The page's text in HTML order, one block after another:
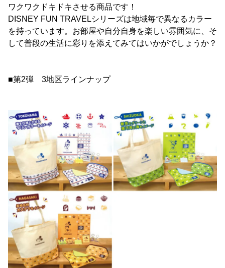
ワクワクドキドキさせる商品です！
DISNEY FUN TRAVELシリーズは地域毎で異なるカラー
を持っています。お部屋や自分自身を楽しい雰囲気に、そ
して普段の生活に彩りを添えてみてはいかがでしょうか？
■第2弾 3地区ラインナップ